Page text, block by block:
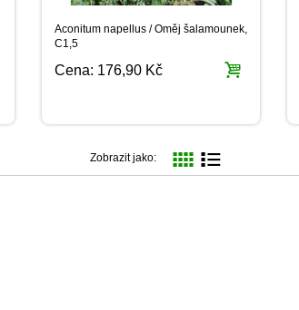
Aconitum napellus / Oměj šalamounek,
C1,5
Cena: 176,90 Kč
Zobrazit jako: